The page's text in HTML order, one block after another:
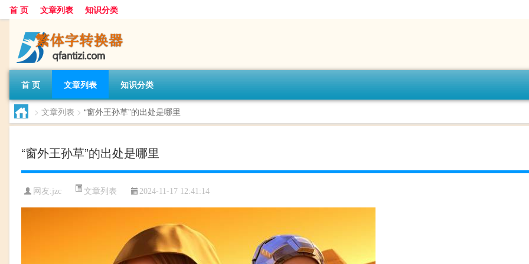
首 页 文章列表 知识分类
首 页 文章列表 知识分类
> 文章列表 > “窗外王孙草”的出处是哪里
“窗外王孙草”的出处是哪里
网友:jzc 文章列表 2024-11-17 12:41:14